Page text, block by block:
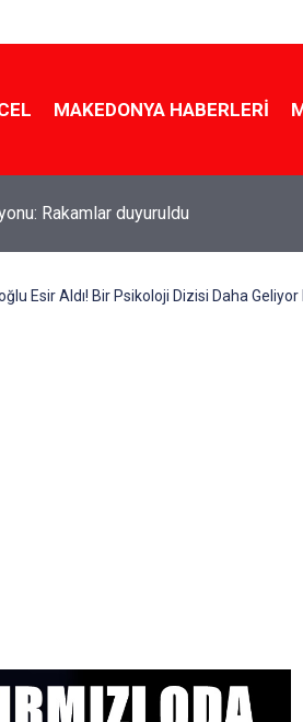
MAKEDONYA HABERLERI
hayatı iç içe! İzmir'deki doğal
Esir Aldı! Bir Psikoloji Dizisi Daha